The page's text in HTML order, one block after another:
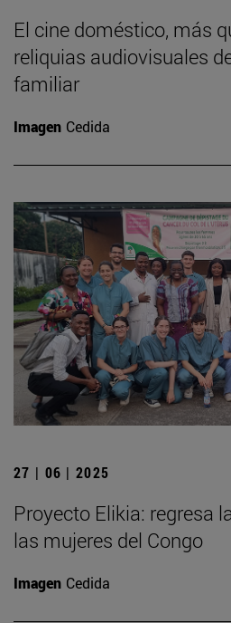
El cine doméstico, más
reliquias audiovisuales
familiar
Imagen Cedida
27 | 06 | 2025
Proyecto Elikia: regresa
las mujeres del Congo
Imagen Cedida